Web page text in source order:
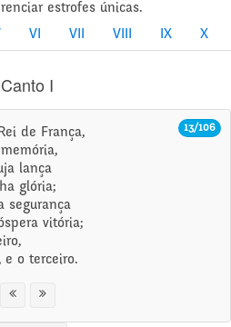
estrofes únicas.
VI VII VIII IX X
Canto I
13/106
de França,
lança
glória;
segurança
vitória;
e o terceiro.